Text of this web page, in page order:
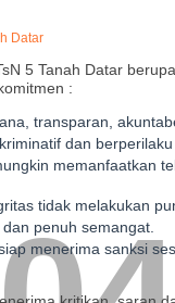
Datar
5 Tanah Datar
:
transparan,
dan
memanfaatkan
tidak melakukan
penuh semangat.
menerima sanksi